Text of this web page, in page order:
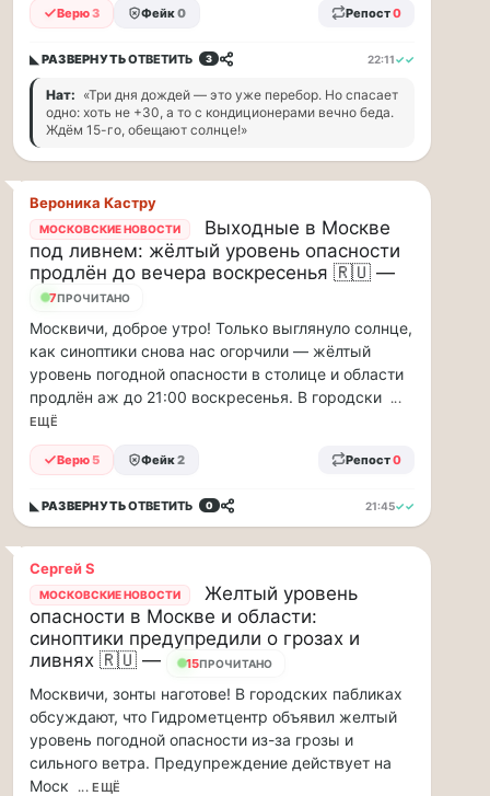
прогулку
по
Москве
16.08
|
Петр
Чайковский
—
один
из
самых
исповедальных
русских
композиторов,
чья
музыка
стала
ча...
Терапевт
ВСК
дал
совет
дачникам:
«сердечникам»
можно
находится…
Терапевт
ВСК
дал
совет
Верю3 Фейк0 Репост0
◣ РАЗВЕРНУТЬОТВЕТИТЬ 3 22:11✓✓
Нат: «Три дня дождей — это уже перебор. Но спасает
одно: хоть не +30, а то с кондиционерами вечно беда.
Ждём 15-го, обещают солнце!»
Вероника Кастру
МОСКОВСКИЕ НОВОСТИ
Выходные в Москве
под ливнем: жёлтый уровень опасности
продлён до вечера воскресенья 🇷🇺 —
7ПРОЧИТАНО
Москвичи, доброе утро! Только выглянуло солнце,
как синоптики снова нас огорчили — жёлтый
уровень погодной опасности в столице и области
продлён аж до 21:00 воскресенья. В городски
...
ЕЩЁ
Верю 5 Фейк2 Репост0
◣ РАЗВЕРНУТЬОТВЕТИТЬ 0 21:45✓✓
Сергей S
МОСКОВСКИЕ НОВОСТИ
Желтый уровень
опасности в Москве и области:
синоптики предупредили о грозах и
ливнях 🇷🇺 —
15ПРОЧИТАНО
Москвичи, зонты наготове! В городских пабликах
обсуждают, что Гидрометцентр объявил желтый
уровень погодной опасности из-за грозы и
сильного ветра. Предупреждение действует на
Моск
... ЕЩЁ